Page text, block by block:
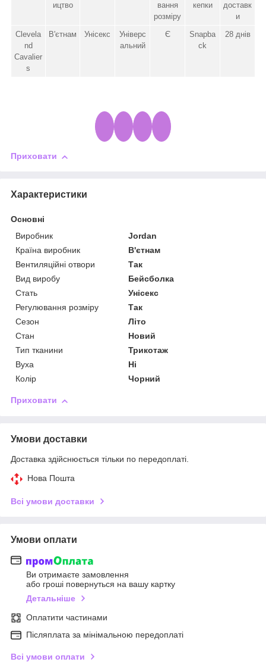
ицтво
вання
розміру
кепки
доставк
и
Clevela
nd
Cavalier
s
В'єтнам Унісекс
Універс
альний
Є
Snapba
ck
28 днів
Приховати
Характеристики
Основні
Виробник
Jordan
Країна виробник
В'єтнам
Вентиляційні отвори
Так
Вид виробу
Бейсболка
Стать
Унісекс
Регулювання розміру
Так
Сезон
Літо
Стан
Новий
Тип тканини
Трикотаж
Вуха
Ні
Колір
Чорний
Приховати
Умови доставки
Доставка здійснюється тільки по передоплаті.
Нова Пошта
Всі умови доставки
Умови оплати
Ви отримаєте замовлення
або гроші повернуться на вашу картку
Детальніше
Оплатити частинами
Післяплата за мінімальною передоплаті
Всі умови оплати